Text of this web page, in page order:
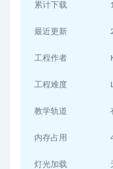
累计下载
最近更新
工程作者
工程难度
教学轨道
内存占用
灯光加载